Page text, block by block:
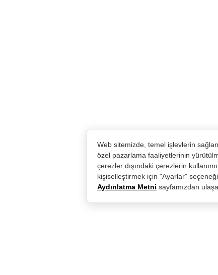
Web sitemizde, temel işlevlerin
özel pazarlama faaliyetlerinin
çerezler dışındaki çerezlerin
kişiselleştirmek için "Ayarlar"
Aydınlatma Metni sayfamızdan